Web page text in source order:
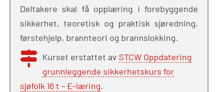
Deltakere skal få opplæring i forebyggende
sikkerhet, teoretisk og praktisk sjøredning,
førstehjelp, brannteori og brannslokking.
Kurset erstattet av STCW Oppdatering
grunnleggende sikkerhetskurs for
sjøfolk 16 t – E-læring.